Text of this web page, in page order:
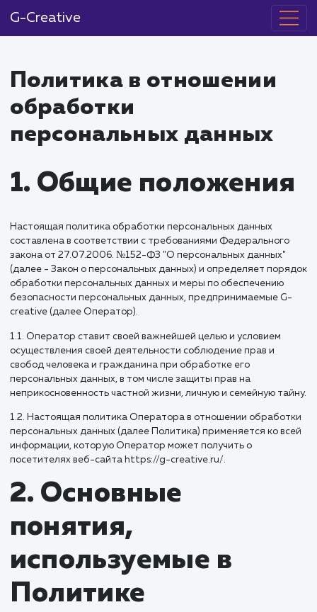
G-Creative
Политика в отношении
обработки
персональных данных
1. Общие
Настоящая политика обработки персональных данных
составлена в соответствии с требованиями
закона от 27.07.2006. №152-ФЗ "О персональных данных"
(далее - Закон о персональных данных) и определяет
обработки персональных данных и меры по обеспечению
безопасности персональных данных, предпринимаемые
creative (далее Оператор).
осуществления своей деятельности соблюдение прав и
персональных данных, в том числе защиты прав на
неприкосновенность частной жизни, личную и семейную
1.2. Настоящая политика Оператора в отношении
персональных данных (далее Политика) применяется ко
информации, которую Оператор может получить о
2. Основные
понятия,